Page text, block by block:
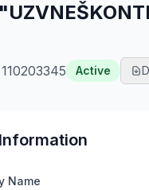
110203345 Active
Name